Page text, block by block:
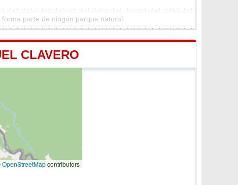
parte de ningún parque natural
CLAVERO
OpenStreetMapcontributors